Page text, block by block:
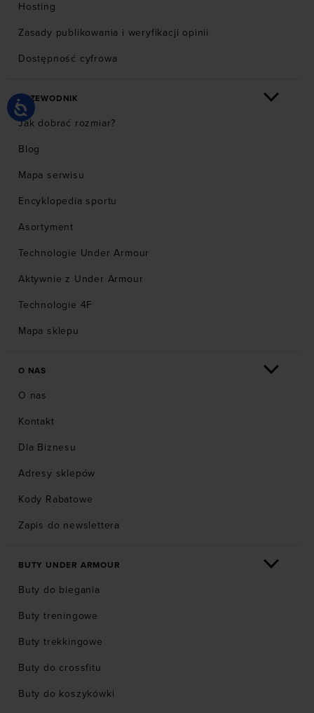
Hosting
Zasady publikowania i weryfikacji opinii
Dostępność cyfrowa
PRZEWODNIK
Jak dobrać rozmiar?
Blog
Mapa serwisu
Encyklopedia sportu
Asortyment
Technologie Under Armour
Aktywnie z Under Armour
Technologie 4F
Mapa sklepu
O NAS
O nas
Kontakt
Dla Biznesu
Adresy sklepów
Kody Rabatowe
Zapis do newslettera
BUTY UNDER ARMOUR
Buty do biegania
Buty treningowe
Buty trekkingowe
Buty do crossfitu
Buty do koszykówki